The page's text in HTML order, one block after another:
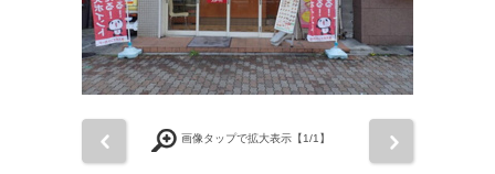
画像タップで拡大表示【1/1】